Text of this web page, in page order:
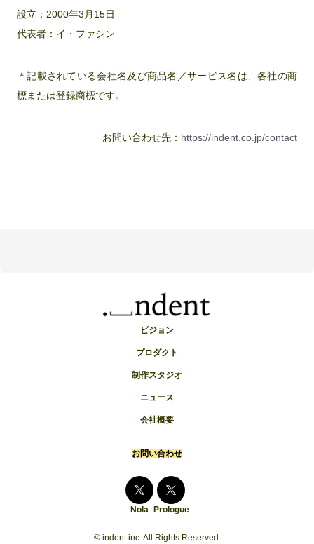
設立：2000年3月15日
代表者：イ・ファシン
＊記載されている会社名及び商品名／サービス名は、各社の商
標または登録商標です。
お問い合わせ先： https://indent.co.jp/contact
ビジョン
プロダクト
制作スタジオ
ニュース
会社概要
お問い合わせ
Nola Prologue
© indent inc. All Rights Reserved.